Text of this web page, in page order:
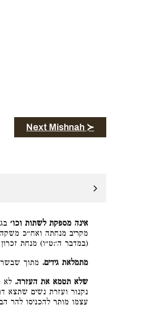
Next Mishnah ≻
אינה מספקת לשתות וכו׳
מקריב מנחתה ואח״כ
(במדבר ה׳:ט״ו) מנחת
מתמלאת גידים. מתוך
שלא תטמא את העזרה. לא
נקנור ועזרת נשים שתצא
עצמו מותר להכניסו להר